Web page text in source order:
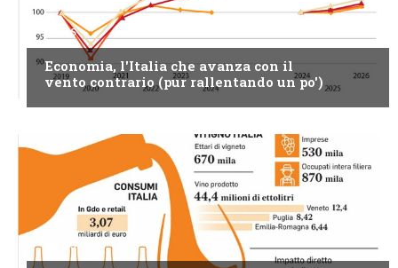
NEWS
Economia, l'Italia che avanza con il
vento contrario (pur rallentando un po')
NEWS